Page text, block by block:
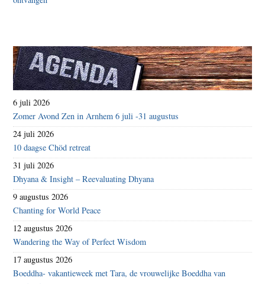
6 juli 2026
Zomer Avond Zen in Arnhem 6 juli -31 augustus
24 juli 2026
10 daagse Chöd retreat
31 juli 2026
Dhyana & Insight – Reevaluating Dhyana
9 augustus 2026
Chanting for World Peace
12 augustus 2026
Wandering the Way of Perfect Wisdom
17 augustus 2026
Boeddha- vakantieweek met Tara, de vrouwelijke Boeddha van